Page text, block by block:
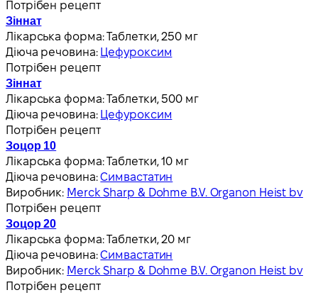
Потрібен рецепт
Зіннат
Лікарська форма:Таблетки, 250 мг
Діюча речовина: Цефуроксим
Потрібен рецепт
Зіннат
Лікарська форма:Таблетки, 500 мг
Діюча речовина: Цефуроксим
Потрібен рецепт
Зоцор 10
Лікарська форма:Таблетки, 10 мг
Діюча речовина:Симвастатин
Виробник: Merck Sharp & Dohme B.V. Organon Heist bv
Потрібен рецепт
Зоцор 20
Лікарська форма:Таблетки, 20 мг
Діюча речовина:Симвастатин
Виробник: Merck Sharp & Dohme B.V. Organon Heist bv
Потрібен рецепт